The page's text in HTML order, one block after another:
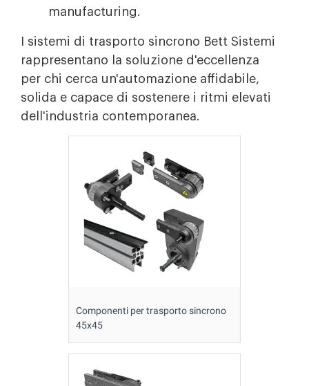
manufacturing.
I sistemi di trasporto sincrono Bett Sistemi
rappresentano la soluzione d'eccellenza
per chi cerca un'automazione affidabile,
solida e capace di sostenere i ritmi elevati
dell'industria contemporanea.
Componenti per trasporto sincrono
45x45